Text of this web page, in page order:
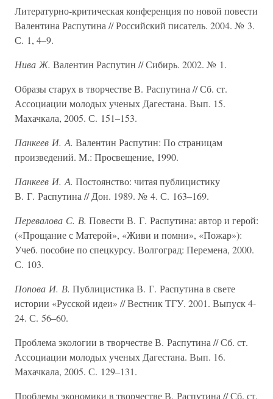
Литературно-критическая конференция по новой повести
Валентина Распутина // Российский писатель. 2004. № 3.
С. 1, 4–9.
Нива Ж. Валентин Распутин // Сибирь. 2002. № 1.
Образы старух в творчестве В. Распутина // Сб. ст.
Ассоциации молодых ученых Дагестана. Вып. 15.
Махачкала, 2005. С. 151–153.
Панкеев И. А. Валентин Распутин: По страницам
произведений. М.: Просвещение, 1990.
Панкеев И. А. Постоянство: читая публицистику
В. Г. Распутина // Дон. 1989. № 4. С. 163–169.
Перевалова С. В. Повести В. Г. Распутина: автор и герой:
(«Прощание с Матерой», «Живи и помни», «Пожар»):
Учеб. пособие по спецкурсу. Волгоград: Перемена, 2000.
С. 103.
Попова И. В. Публицистика В. Г. Распутина в свете
истории «Русской идеи» // Вестник ТГУ. 2001. Выпуск 4-
24. С. 56–60.
Проблема экологии в творчестве В. Распутина // Сб. ст.
Ассоциации молодых ученых Дагестана. Вып. 16.
Махачкала, 2005. С. 129–131.
Проблемы экономики в творчестве В. Распутина // Сб. ст.